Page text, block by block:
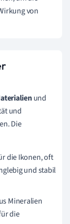
von
und
und
Die
die Ikonen, oft
und stabil
Mineralien
die